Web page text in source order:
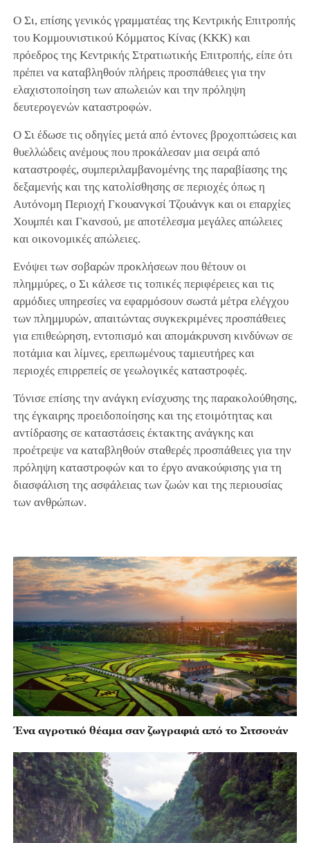
Ο Σι, επίσης γενικός γραμματέας της Κεντρικής Επιτροπής
του Κομμουνιστικού Κόμματος Κίνας (ΚΚΚ) και
πρόεδρος της Κεντρικής Στρατιωτικής Επιτροπής, είπε ότι
πρέπει να καταβληθούν πλήρεις προσπάθειες για την
ελαχιστοποίηση των απωλειών και την πρόληψη
δευτερογενών καταστροφών.
Ο Σι έδωσε τις οδηγίες μετά από έντονες βροχοπτώσεις και
θυελλώδεις ανέμους που προκάλεσαν μια σειρά από
καταστροφές, συμπεριλαμβανομένης της παραβίασης της
δεξαμενής και της κατολίσθησης σε περιοχές όπως η
Αυτόνομη Περιοχή Γκουανγκσί Τζουάνγκ και οι επαρχίες
Χουμπέι και Γκανσού, με αποτέλεσμα μεγάλες απώλειες
και οικονομικές απώλειες.
Ενόψει των σοβαρών προκλήσεων που θέτουν οι
πλημμύρες, ο Σι κάλεσε τις τοπικές περιφέρειες και τις
αρμόδιες υπηρεσίες να εφαρμόσουν σωστά μέτρα ελέγχου
των πλημμυρών, απαιτώντας συγκεκριμένες προσπάθειες
για επιθεώρηση, εντοπισμό και απομάκρυνση κινδύνων σε
ποτάμια και λίμνες, ερειπωμένους ταμιευτήρες και
περιοχές επιρρεπείς σε γεωλογικές καταστροφές.
Τόνισε επίσης την ανάγκη ενίσχυσης της παρακολούθησης,
της έγκαιρης προειδοποίησης και της ετοιμότητας και
αντίδρασης σε καταστάσεις έκτακτης ανάγκης και
προέτρεψε να καταβληθούν σταθερές προσπάθειες για την
πρόληψη καταστροφών και το έργο ανακούφισης για τη
διασφάλιση της ασφάλειας των ζωών και της περιουσίας
των ανθρώπων.
Ένα αγροτικό θέαμα σαν ζωγραφιά από το Σιτσουάν